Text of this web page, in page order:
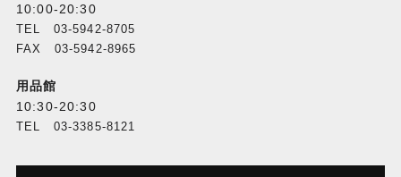
10:00-20:30
TEL 03-5942-8705
FAX 03-5942-8965
用品館
10:30-20:30
TEL 03-3385-8121